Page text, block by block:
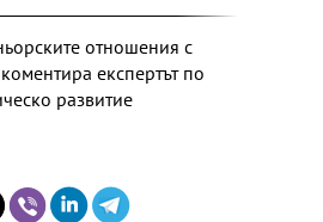
отношения с
експертът по
развитие